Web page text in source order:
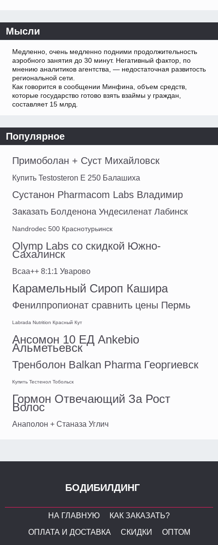
Мысли
Медленно, очень медленно подними продолжительность
аэробного занятия до 30 минут. Негативный фактор, по
мнению аналитиков агентства, — недостаточная развитость
региональной сети.
Как говорится в сообщении Минфина, объем средств,
которые государство готово взять взаймы у граждан,
составляет 15 млрд.
Популярное
Примоболан + Суст Михайловск
Купить Testosteron E 250 Балашиха
Сустанон Pharmacom Labs Владимир
Заказать Болденона Ундесиленат Лабинск
Nandrodec 500 Краснотурьинск
Olymp Labs со скидкой Южно-
Сахалинск
Bcaa++ 8:1:1 Уварово
Карамельный Сироп Кашира
Фенилпропионат сравнить цены Пермь
Labrada Nutrition Красный Кут
Ансомон 10 ЕД Ankebio
Альметьевск
Тренболон Balkan Pharma Георгиевск
Купить Тестенол Тобольск
Гормон Отвечающий За Рост
Волос
Анаполон + Станаза Углич
БОДИБИЛДИНГ
НА ГЛАВНУЮ
КАК ЗАКАЗАТЬ?
ОПЛАТА И ДОСТАВКА
СКИДКИ
ОПТОМ